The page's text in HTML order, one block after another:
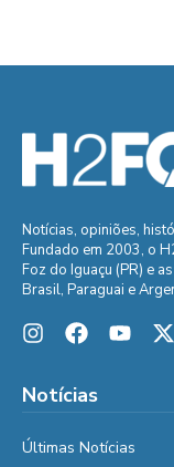
Notícias, opiniões,
Fundado em 2003, o
Foz do Iguaçu (PR) e
Brasil, Paraguai e
Notícias
Últimas Notícias